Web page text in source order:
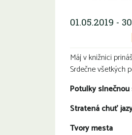
01.05.2019 -
Máj v knižnici
Srdečne všetkých
Potulky
Stratená chuť
Tvory mesta